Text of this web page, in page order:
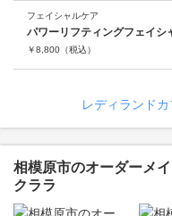
フェイシャルケア
パワーリフティングフェイシ
￥8,800 （税込）
レディランド
相模原市のオーダーメ
クララ